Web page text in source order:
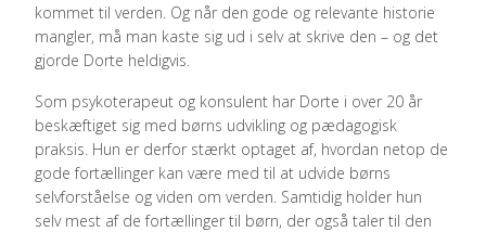
kommet til verden. Og når den gode og relevante historie
mangler, må man kaste sig ud i selv at skrive den – og det
gjorde Dorte heldigvis.
Som psykoterapeut og konsulent har Dorte i over 20 år
beskæftiget sig med børns udvikling og pædagogisk
praksis. Hun er derfor stærkt optaget af, hvordan netop de
gode fortællinger kan være med til at udvide børns
selvforståelse og viden om verden. Samtidig holder hun
selv mest af de fortællinger til børn, der også taler til den